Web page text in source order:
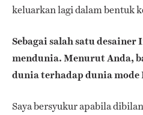
keluarkan lagi dalam bentuk
Sebagai salah satu desainer
mendunia. Menurut Anda,
dunia terhadap dunia mode
Saya bersyukur apabila